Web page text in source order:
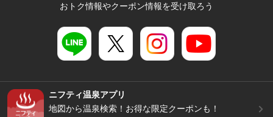
おトク情報やクーポン情報を受け取ろう
ニフティ温泉アプリ
地図から温泉検索！お得な限定クーポンも！